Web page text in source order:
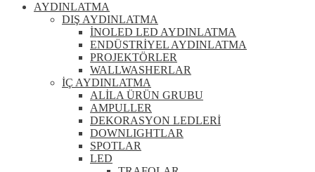
AYDINLATMA
DIŞ AYDINLATMA
İNOLED LED AYDINLATMA
ENDÜSTRİYEL AYDINLATMA
PROJEKTÖRLER
WALLWASHERLAR
İÇ AYDINLATMA
ALİLA ÜRÜN GRUBU
AMPULLER
DEKORASYON LEDLERİ
DOWNLIGHTLAR
SPOTLAR
LED